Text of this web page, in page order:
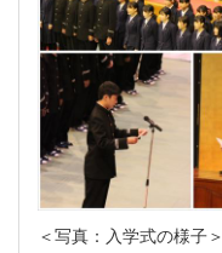
＜写真：入学式の様子＞